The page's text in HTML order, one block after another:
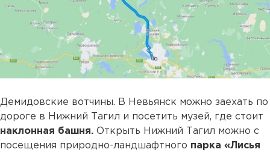
Демидовские вотчины. В Невьянск можно заехать по
дороге в Нижний Тагил и посетить музей, где стоит
наклонная башня. Открыть Нижний Тагил можно с
посещения природно-ландшафтного парка «Лисья